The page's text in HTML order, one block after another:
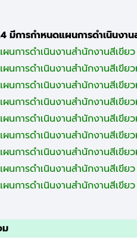
มีการกำหนดแผนการดำเนินงา
ผนการดำเนินงานสำนักงานสีเขีย
ผนการดำเนินงานสำนักงานสีเขีย
ผนการดำเนินงานสำนักงานสีเขีย
ผนการดำเนินงานสำนักงานสีเขีย
ผนการดำเนินงานสำนักงานสีเขี
ผนการดำเนินงานสำนักงานสีเขีย
ผนการดำเนินงานสำนักงานสีเขี
ผนการดำเนินงานสำนักงานสีเขีย
ผนการดำเนินงานสำนักงานสีเขีย
ม